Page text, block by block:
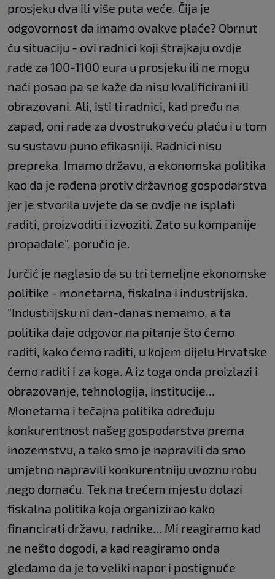
prosjeku dva ili više puta veće. Čija je
odgovornost da imamo ovakve plaće? Obrnut
ću situaciju - ovi radnici koji štrajkaju ovdje
rade za 100-1100 eura u prosjeku ili ne mogu
naći posao pa se kaže da nisu kvalificirani ili
obrazovani. Ali, isti ti radnici, kad pređu na
zapad, oni rade za dvostruko veću plaću i u tom
su sustavu puno efikasniji. Radnici nisu
prepreka. Imamo državu, a ekonomska politika
kao da je rađena protiv državnog gospodarstva
jer je stvorila uvjete da se ovdje ne isplati
raditi, proizvoditi i izvoziti. Zato su kompanije
propadale", poručio je.
Jurčić je naglasio da su tri temeljne ekonomske
politike - monetarna, fiskalna i industrijska.
"Industrijsku ni dan-danas nemamo, a ta
politika daje odgovor na pitanje što ćemo
raditi, kako ćemo raditi, u kojem dijelu Hrvatske
ćemo raditi i za koga. A iz toga onda proizlazi i
obrazovanje, tehnologija, institucije...
Monetarna i tečajna politika određuju
konkurentnost našeg gospodarstva prema
inozemstvu, a tako smo je napravili da smo
umjetno napravili konkurentniju uvoznu robu
nego domaću. Tek na trećem mjestu dolazi
fiskalna politika koja organizirao kako
financirati državu, radnike... Mi reagiramo kad
ne nešto dogodi, a kad reagiramo onda
gledamo da je to veliki napor i postignuće